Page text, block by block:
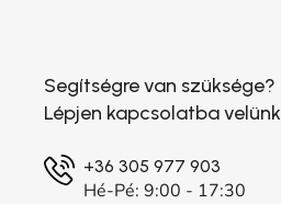
Segítségre van szüksége?
Lépjen kapcsolatba velünk
+36 305 977 903
Hé-Pé: 9:00 - 17:30